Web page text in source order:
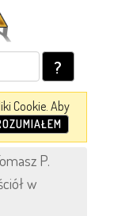
?
Cookie. Aby
P.
w